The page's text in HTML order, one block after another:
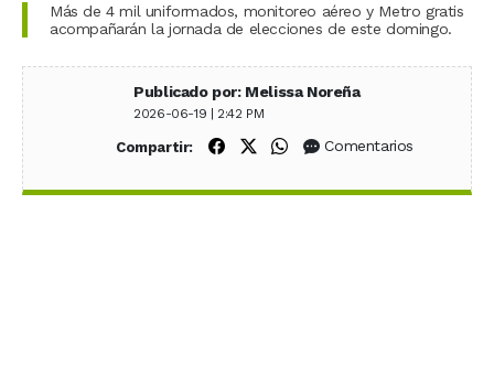
Más de 4 mil uniformados, monitoreo aéreo y Metro gratis
acompañarán la jornada de elecciones de este domingo.
Publicado por: Melissa Noreña
2026-06-19 | 2:42 PM
Compartir: Compartir en Facebook
Compartir en X (Twitter)
Compartir en WhatsApp
Comentarios